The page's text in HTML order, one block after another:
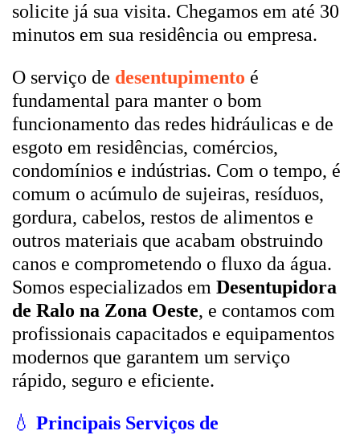
solicite já sua visita. Chegamos em até 30
minutos em sua residência ou empresa.
O serviço de desentupimento é
fundamental para manter o bom
funcionamento das redes hidráulicas e de
esgoto em residências, comércios,
condomínios e indústrias. Com o tempo, é
comum o acúmulo de sujeiras, resíduos,
gordura, cabelos, restos de alimentos e
outros materiais que acabam obstruindo
canos e comprometendo o fluxo da água.
Somos especializados em Desentupidora
de Ralo na Zona Oeste, e contamos com
profissionais capacitados e equipamentos
modernos que garantem um serviço
rápido, seguro e eficiente.
💧 Principais Serviços de